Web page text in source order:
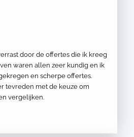
door de offertes die ik kreeg
waren allen zeer kundig en ik
en scherpe offertes.
tevreden met de keuze om
vergelijken.